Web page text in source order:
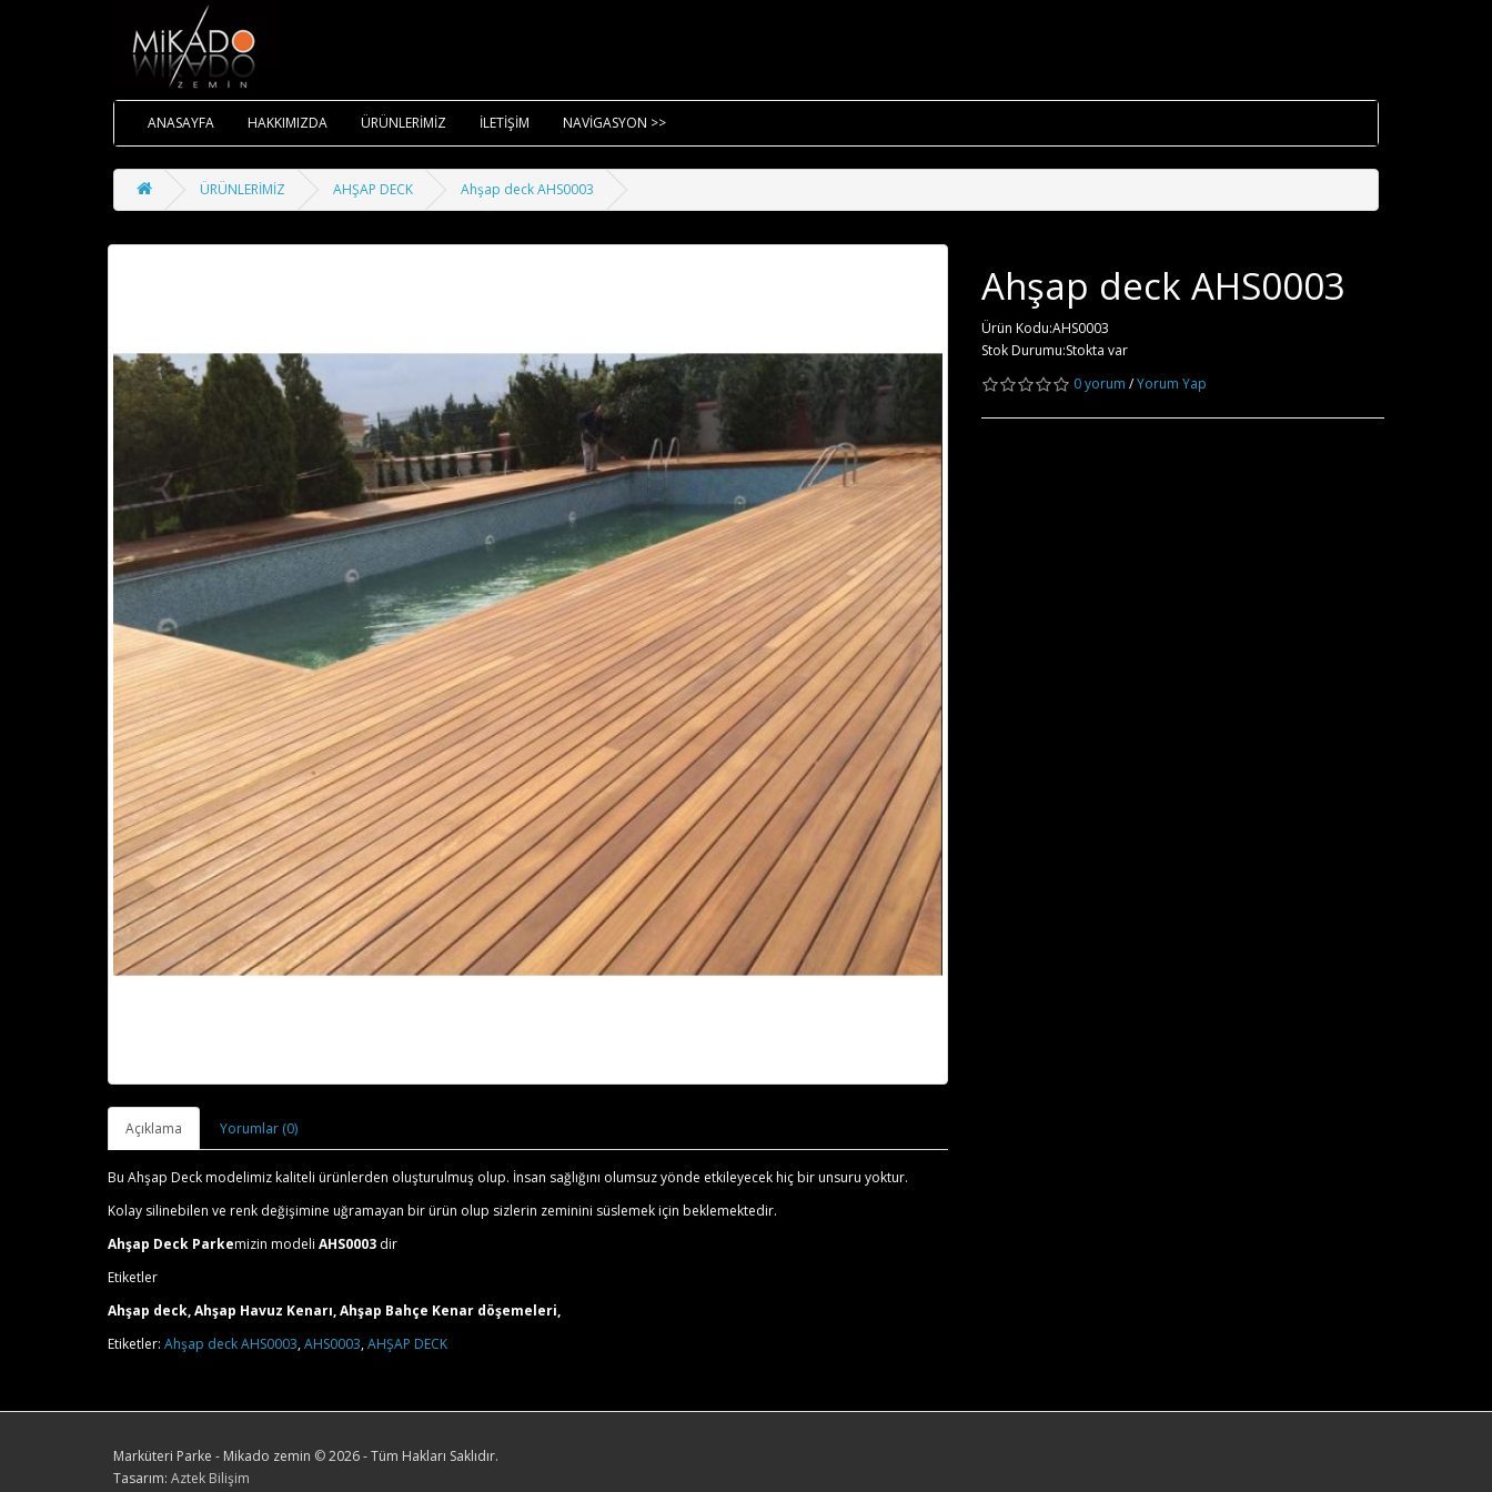
ANASAYFA HAKKIMIZDA ÜRÜNLERİMİZ İLETİŞİM NAVİGASYON >>
ÜRÜNLERİMİZ AHŞAP DECK Ahşap deck AHS0003
Açıklama Yorumlar (0)
Bu Ahşap Deck modelimiz kaliteli ürünlerden oluşturulmuş olup. İnsan sağlığını olumsuz yönde etkileyecek hiç bir unsuru yoktur.
Kolay silinebilen ve renk değişimine uğramayan bir ürün olup sizlerin zeminini süslemek için beklemektedir.
Ahşap Deck Parkemizin modeli AHS0003 dir
Etiketler
Ahşap deck, Ahşap Havuz Kenarı, Ahşap Bahçe Kenar döşemeleri,
Ahşap deck AHS0003
Ürün Kodu:AHS0003
Stok Durumu:Stokta var
0 yorum /Yorum Yap
Etiketler: Ahşap deck AHS0003,AHS0003,AHŞAP DECK
Marküteri Parke - Mikado zemin ©2026 - Tüm Hakları Saklıdır.
Tasarım: Aztek Bilişim